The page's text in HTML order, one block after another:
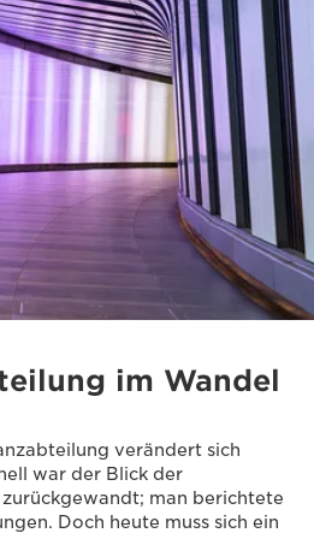
im Wandel
verändert sich
war der Blick der
man berichtete
Doch heute muss sich ein